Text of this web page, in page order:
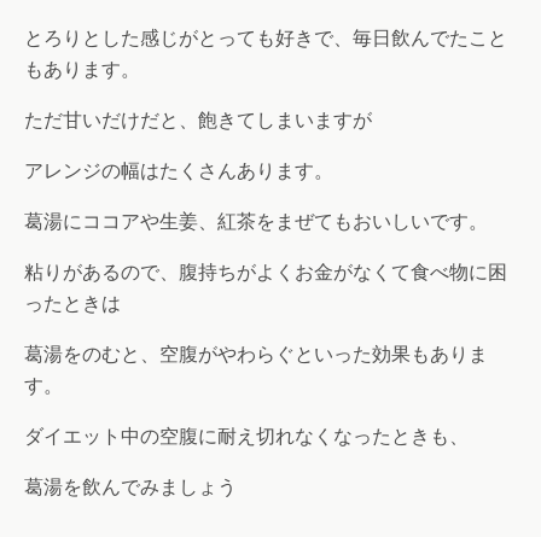
とろりとした感じがとっても好きで、毎日飲んでたこと
もあります。
ただ甘いだけだと、飽きてしまいますが
アレンジの幅はたくさんあります。
葛湯にココアや生姜、紅茶をまぜてもおいしいです。
粘りがあるので、腹持ちがよくお金がなくて食べ物に困
ったときは
葛湯をのむと、空腹がやわらぐといった効果もありま
す。
ダイエット中の空腹に耐え切れなくなったときも、
葛湯を飲んでみましょう